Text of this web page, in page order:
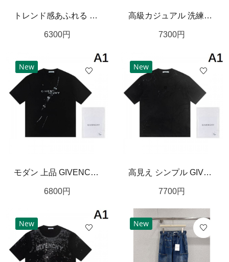
トレンド感あふれる GIVENCHY ジバンシィ スーパーコピー Tシャツ 上質な素材
6300円
高級カジュアル 洗練モデル GIVENCHY ジバンシィ コピー 半袖Tシャツ 上質素材 快適
7300円
New
モダン 上品 GIVENCHY ジバンシィ コピー Tシャツ 柔らか生地 着回し便利
6800円
New
高見え シンプル GIVENCHY ジバンシィ コピー Tシャツ 快適素材 おしゃれ感
7700円
New New